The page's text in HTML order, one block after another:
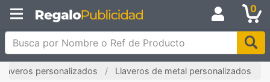
0
Busca por Nombre o Ref de Producto
personalizados Llaveros de metal personalizados